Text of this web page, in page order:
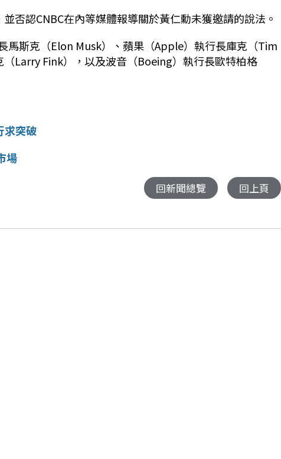
否認CNBC在內等媒體報導關於黃仁勳未獲邀請的說法。
馬斯克（Elon Musk）、蘋果（Apple）執行長庫克（Tim
Larry Fink），以及波音（Boeing）執行長歐特柏格
求突破
場
回新聞總覽 回上頁